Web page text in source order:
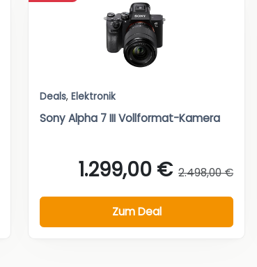
Deals, Elektronik
Sony Alpha 7 III Vollformat-Kamera
1.299,00 € 2.498,00 €
Zum Deal